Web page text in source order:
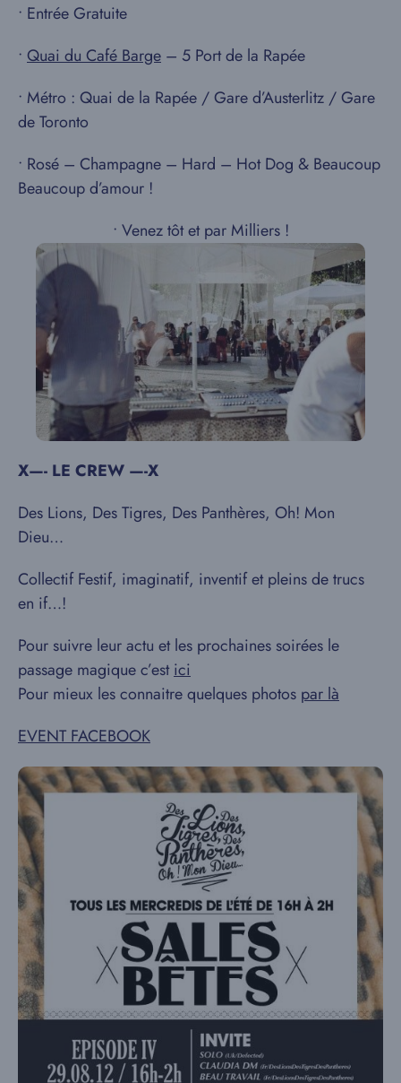
• Entrée Gratuite
• Quai du Café Barge – 5 Port de la Rapée
• Métro : Quai de la Rapée / Gare d’Austerlitz / Gare
de Toronto
• Rosé – Champagne – Hard – Hot Dog & Beaucoup
Beaucoup d’amour !
• Venez tôt et par Milliers !
X—- LE CREW —-X
Des Lions, Des Tigres, Des Panthères, Oh! Mon
Dieu…
Collectif Festif, imaginatif, inventif et pleins de trucs
en if…!
Pour suivre leur actu et les prochaines soirées le
passage magique c’estici
Pour mieux les connaitre quelques photos par là
EVENT FACEBOOK